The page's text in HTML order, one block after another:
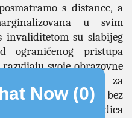
s distance, a
u svim
invaliditetom su slabijeg
ograničenog pristupa
svoje obrazovne
imaju manje prilika za
siromaštva od osoba bez
je i uzrok i posledica
Now (0)